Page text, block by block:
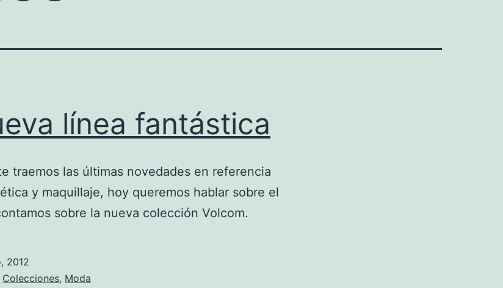
línea fantástica
traemos las últimas novedades en referencia
y maquillaje, hoy queremos hablar sobre el
sobre la nueva colección Volcom.
2012
Colecciones, Moda